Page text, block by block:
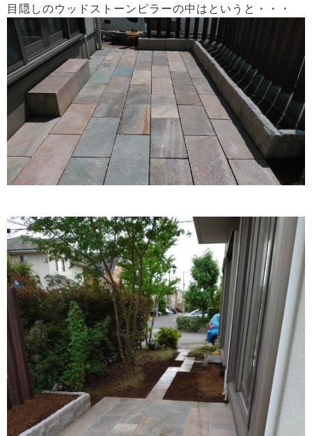
目隠しのウッドストーンピラーの中はというと・・・